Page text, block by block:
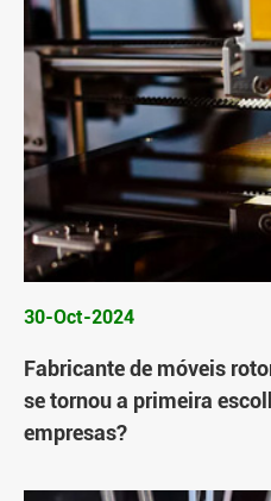
30-Oct-2024
Fabricante de móveis
se tornou a primeira
empresas?